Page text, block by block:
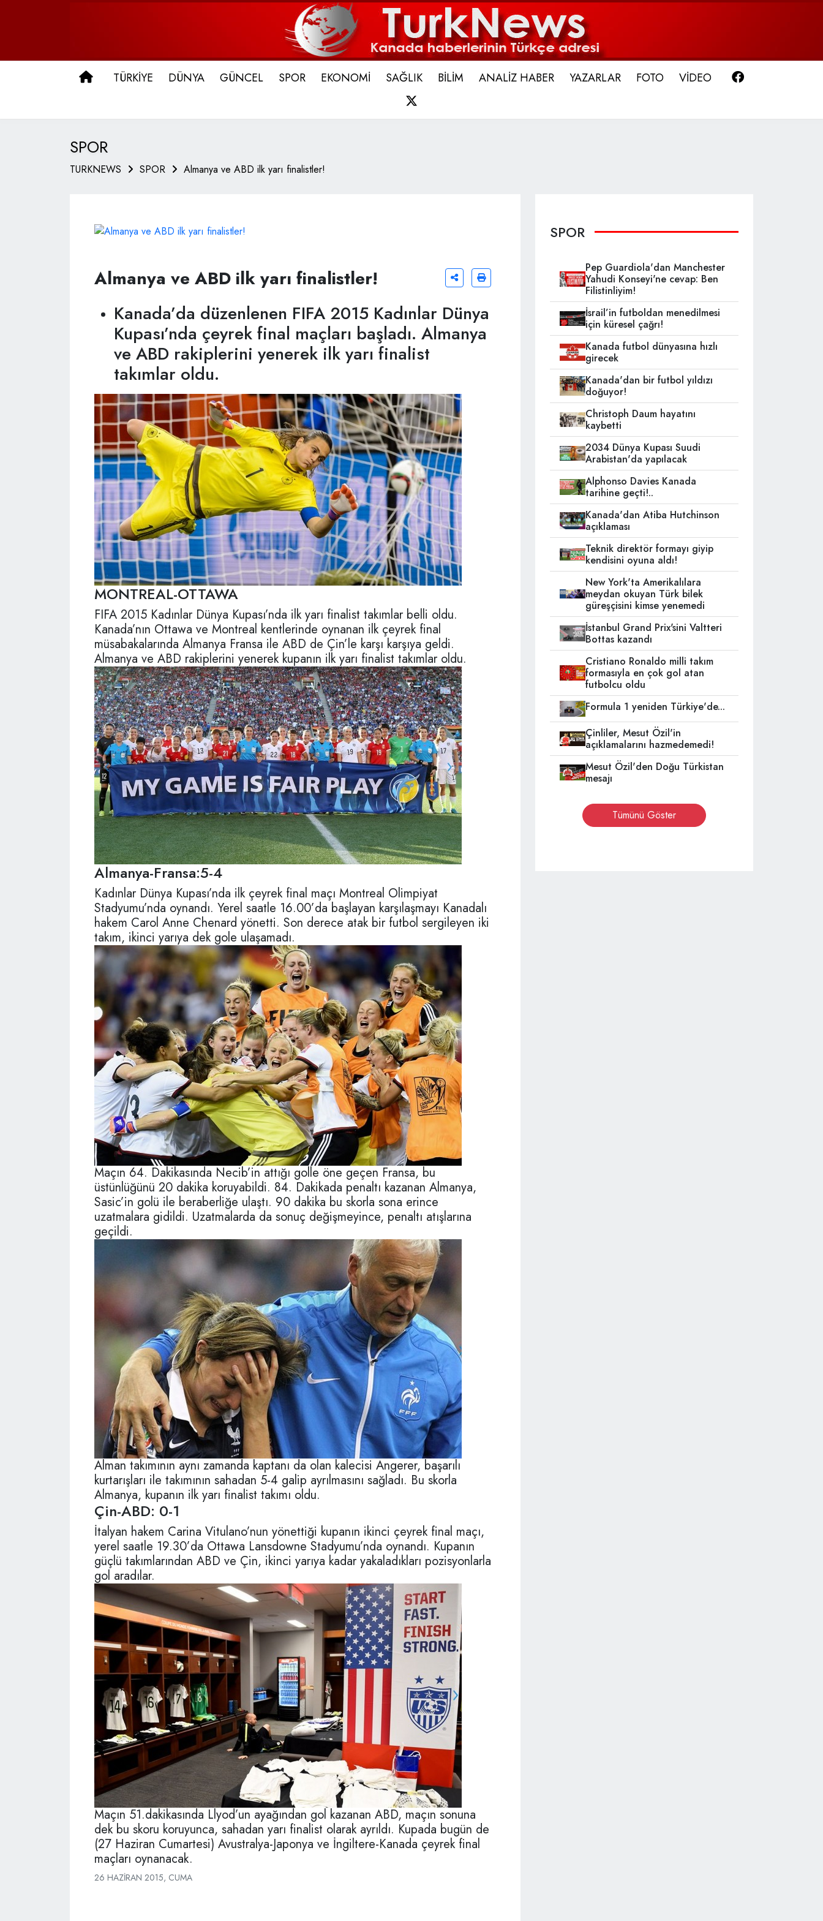
ANA SAYFA
TÜRKİYE DÜNYA GÜNCEL SPOR EKONOMİ SAĞLIK BİLİM ANALİZ HABER YAZARLAR FOTO VİDEO
SPOR
TURKNEWS SPOR Almanya ve ABD ilk yarı finalistler!
Almanya ve ABD ilk yarı finalistler!
Kanada’da düzenlenen FIFA 2015 Kadınlar Dünya
Kupası’nda çeyrek final maçları başladı. Almanya
ve ABD rakiplerini yenerek ilk yarı finalist
takımlar oldu.
MONTREAL-OTTAWA
FIFA 2015 Kadınlar Dünya Kupası’nda ilk yarı finalist takımlar belli oldu.
Kanada’nın Ottawa ve Montreal kentlerinde oynanan ilk çeyrek final
müsabakalarında Almanya Fransa ile ABD de Çin’le karşı karşıya geldi.
Almanya ve ABD rakiplerini yenerek kupanın ilk yarı finalist takımlar oldu.
Almanya-Fransa:5-4
Kadınlar Dünya Kupası’nda ilk çeyrek final maçı Montreal Olimpiyat
Stadyumu’nda oynandı. Yerel saatle 16.00’da başlayan karşılaşmayı Kanadalı
hakem Carol Anne Chenard yönetti. Son derece atak bir futbol sergileyen iki
takım, ikinci yarıya dek gole ulaşamadı.
Maçın 64. Dakikasında Necib’in attığı golle öne geçen Fransa, bu
üstünlüğünü 20 dakika koruyabildi. 84. Dakikada penaltı kazanan Almanya,
Sasic’in golü ile beraberliğe ulaştı. 90 dakika bu skorla sona erince
uzatmalara gidildi. Uzatmalarda da sonuç değişmeyince, penaltı atışlarına
geçildi.
Alman takımının aynı zamanda kaptanı da olan kalecisi Angerer, başarılı
kurtarışları ile takımının sahadan 5-4 galip ayrılmasını sağladı. Bu skorla
Almanya, kupanın ilk yarı finalist takımı oldu.
Çin-ABD: 0-1
İtalyan hakem Carina Vitulano’nun yönettiği kupanın ikinci çeyrek final maçı,
yerel saatle 19.30’da Ottawa Lansdowne Stadyumu’nda oynandı. Kupanın
güçlü takımlarından ABD ve Çin, ikinci yarıya kadar yakaladıkları pozisyonlarla
gol aradılar.
Maçın 51.dakikasında Llyod’un ayağından gol kazanan ABD, maçın sonuna
dek bu skoru koruyunca, sahadan yarı finalist olarak ayrıldı. Kupada bugün de
(27 Haziran Cumartesi) Avustralya-Japonya ve İngiltere-Kanada çeyrek final
maçları oynanacak.
26 HAZIRAN 2015, CUMA
SPOR
Pep Guardiola'dan Manchester
Yahudi Konseyi'ne cevap: Ben
Filistinliyim!
İsrail’in futboldan menedilmesi
için küresel çağrı!
Kanada futbol dünyasına hızlı
girecek
Kanada'dan bir futbol yıldızı
doğuyor!
Christoph Daum hayatını
kaybetti
2034 Dünya Kupası Suudi
Arabistan'da yapılacak
Alphonso Davies Kanada
tarihine geçti!..
Kanada'dan Atiba Hutchinson
açıklaması
Teknik direktör formayı giyip
kendisini oyuna aldı!
New York'ta Amerikalılara
meydan okuyan Türk bilek
güreşçisini kimse yenemedi
İstanbul Grand Prix'sini Valtteri
Bottas kazandı
Cristiano Ronaldo milli takım
formasıyla en çok gol atan
futbolcu oldu
Formula 1 yeniden Türkiye'de...
Çinliler, Mesut Özil'in
açıklamalarını hazmedemedi!
Mesut Özil'den Doğu Türkistan
mesajı
Tümünü Göster